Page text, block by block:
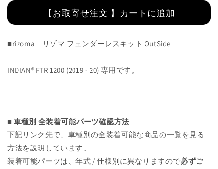
PTL820B
量
PTL820B
の
量
や
【お取寄せ注文 】カートに追加
■rizoma｜リゾマ フェンダーレスキット OutSide
INDIAN® FTR 1200 (2019 - 20) 専用です。
■ 車種別 全装着可能パーツ確認方法
下記リンク先で、車種別の全装着可能な商品の一覧を見る
方法を説明しています。
装着可能パーツは、年式 / 仕様別に異なりますので必ずご